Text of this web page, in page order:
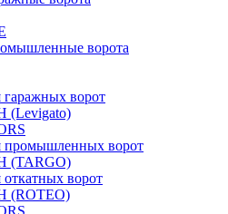
ворота
гаражных ворот
(Levigato)
промышленных ворот
(TARGO)
ворот
(ROTEO)